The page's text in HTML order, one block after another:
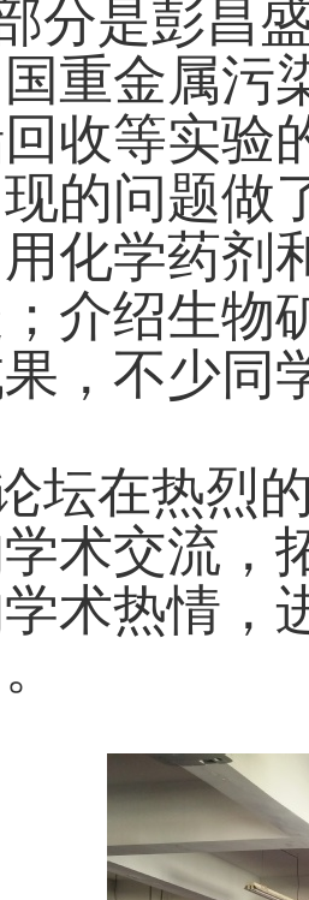
分是彭昌
重金属污
收等实验
的问题做
化学药剂
介绍生物
，不少同
坛在热烈
术交流，
术热情，